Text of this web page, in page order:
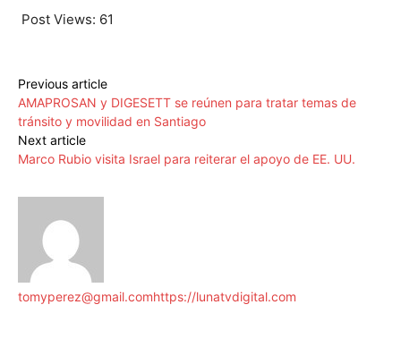
Post Views: 61
Previous article
AMAPROSAN y DIGESETT se reúnen para tratar temas de
tránsito y movilidad en Santiago
Next article
Marco Rubio visita Israel para reiterar el apoyo de EE. UU.
tomyperez@gmail.comhttps://lunatvdigital.com